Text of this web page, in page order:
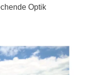
Optik